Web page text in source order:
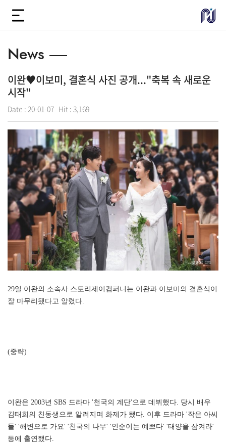
News
이완♥이보미, 결혼식 사진 공개..."축복 속 새로운
시작"
Date : 20-01-07 Hit : 3,169
29일 이완의 소속사 스토리제이컴퍼니는 이완과 이보미의 결혼식이
잘 마무리됐다고 알렸다.
(중략)
이완은 2003년 SBS 드라마 '천국의 계단'으로 데뷔했다. 당시 배우
김태희의 친동생으로 알려지며 화제가 됐다. 이후 드라마 '작은 아씨
들' '해변으로 가요' '천국의 나무' '인순이는 예쁘다' '태양을 삼켜라'
등에 출연했다.